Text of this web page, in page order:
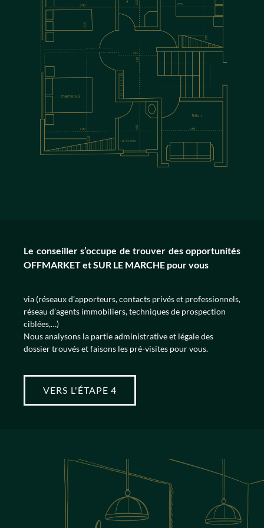
Le conseiller s’occupe de trouver des opportunités
OFFMARKET et SUR LE MARCHE pour vous
via (réseaux d’apporteurs, contacts privés et professionnels,
réseau d’agents immobiliers, techniques de prospection
ciblées,…)
Nous analysons la partie administrative et légale des
dossier trouvés et faisons les pré-visites pour vous.
VERS L'ÉTAPE 4